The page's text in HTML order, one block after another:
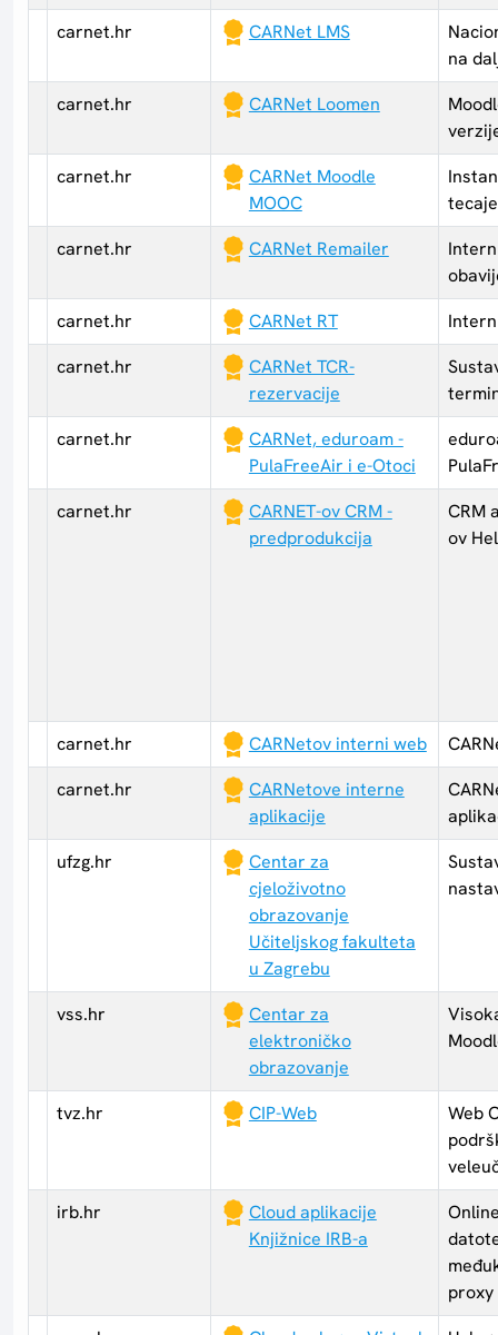
carnet.hr
CARNet LMS
na
carnet.hr
CARNet Loomen
carnet.hr
CARNet Moodle
MOOC
carnet.hr
CARNet Remailer
carnet.hr
CARNet RT
carnet.hr
CARNet TCR-
rezervacije
carnet.hr
CARNet, eduroam -
PulaFreeAir i e-Otoci
carnet.hr
CARNET-ov CRM -
predprodukcija
CRM
ov
carnet.hr CARNetov interni web
carnet.hr
CARNetove interne
aplikacije
ufzg.hr
Centar za
cjeloživotno
obrazovanje
Učiteljskog fakulteta
u Zagrebu
vss.hr
Centar za
elektroničko
obrazovanje
tvz.hr CIP-Web
Web
irb.hr
Cloud aplikacije
Knjižnice IRB-a